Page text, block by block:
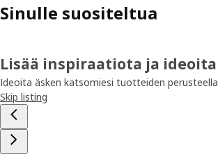
Sinulle suositeltua
Lisää inspiraatiota ja ideoita
Ideoita äsken katsomiesi tuotteiden perusteella
Skip listing